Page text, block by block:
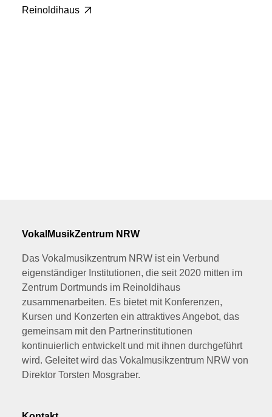
Reinoldihaus
VokalMusikZentrum NRW
Das Vokalmusikzentrum NRW ist ein Verbund
eigenständiger Institutionen, die seit 2020 mitten im
Zentrum Dortmunds im Reinoldihaus
zusammenarbeiten. Es bietet mit Konferenzen,
Kursen und Konzerten ein attraktives Angebot, das
gemeinsam mit den Partnerinstitutionen
kontinuierlich entwickelt und mit ihnen durchgeführt
wird. Geleitet wird das Vokalmusikzentrum NRW von
Direktor Torsten Mosgraber.